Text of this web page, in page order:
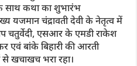
साथ कथा का शुभारंभ
यजमान चंद्रावती देवी के नेतृत्व में
चतुर्वेदी, एसआर के एमडी राकेश
एवं बांके बिहारी की आरती
खचाखच भरा रहा।